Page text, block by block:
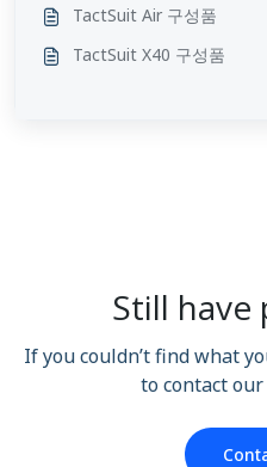
TactSuit Air 구성품
TactSuit X40 구성품
Still have
If you couldn’t find what
to contact